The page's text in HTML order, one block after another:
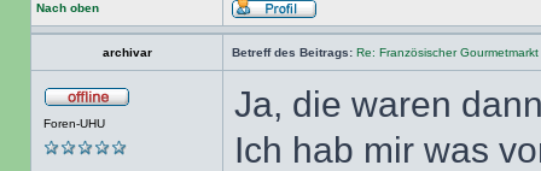
Nach oben
archivar Betreff des Beitrags: Re: Französischer Gourmetmarkt
Foren-UHU
Ja, die waren
Ich hab mir was